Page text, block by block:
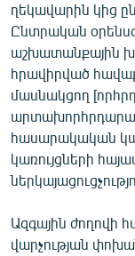
ՊԱՏԵՐԱԶՄԻ 6
ՏԱՐԱԾԱՇՐՋԱՆ
ՄԻՋԱԶԳԱՅԻՆ
ՄՇԱԿՈՒՅԹ
ՍՊՈՐՏ
ԿՈՐՈՆԱՎԻՐՈՒՍ
ղեկավարին կից
Ընտրական
աշխատանքային
հրավիրված
մասնակցող
հասարակական
կառույցների
Ազգային ժողովի
վարչության